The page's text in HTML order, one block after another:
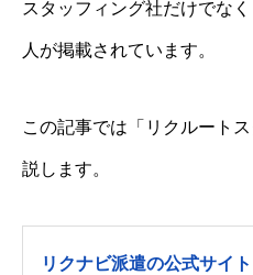
スタッフィング社だけでな
人が掲載されています。
この記事では「リクルート
説します。
リクナビ派遣の公式サイ